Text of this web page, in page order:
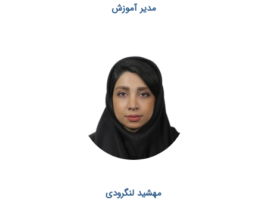
مدیر آموزش
مهشید لنگرودی